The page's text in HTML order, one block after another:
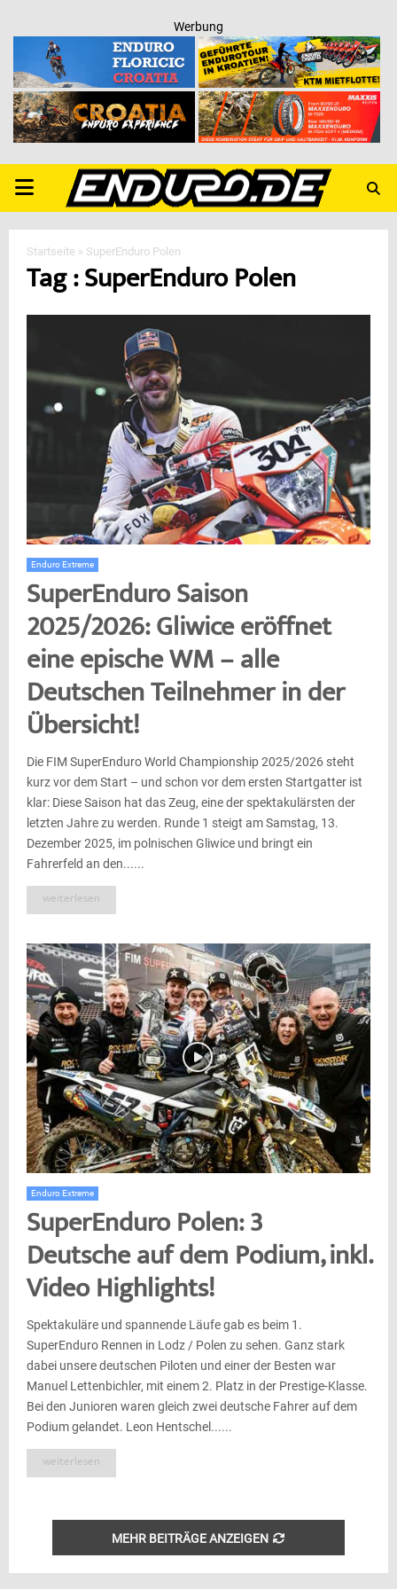
Werbung
PRIMARY
MENU
Startseite » SuperEnduro Polen
Tag : SuperEnduro Polen
Enduro Extreme
SuperEnduro Saison
2025/2026: Gliwice eröffnet
eine epische WM – alle
Deutschen Teilnehmer in der
Übersicht!
Die FIM SuperEnduro World Championship 2025/2026 steht
kurz vor dem Start – und schon vor dem ersten Startgatter ist
klar: Diese Saison hat das Zeug, eine der spektakulärsten der
letzten Jahre zu werden. Runde 1 steigt am Samstag, 13.
Dezember 2025, im polnischen Gliwice und bringt ein
Fahrerfeld an den......
weiterlesen
Enduro Extreme
SuperEnduro Polen: 3
Deutsche auf dem Podium, inkl.
Video Highlights!
Spektakuläre und spannende Läufe gab es beim 1.
SuperEnduro Rennen in Lodz / Polen zu sehen. Ganz stark
dabei unsere deutschen Piloten und einer der Besten war
Manuel Lettenbichler, mit einem 2. Platz in der Prestige-Klasse.
Bei den Junioren waren gleich zwei deutsche Fahrer auf dem
Podium gelandet. Leon Hentschel......
weiterlesen
MEHR BEITRÄGE ANZEIGEN